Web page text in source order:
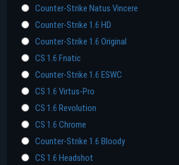
Counter-Strike Natus Vincere
Counter-Strike 1.6 HD
Counter-Strike 1.6 Original
CS 1.6 Fnatic
Counter-Strike 1.6 ESWC
CS 1.6 Virtus-Pro
CS 1.6 Revolution
CS 1.6 Chrome
Counter-Strike 1.6 Bloody
CS 1.6 Headshot
Торрент
Яндекс диск